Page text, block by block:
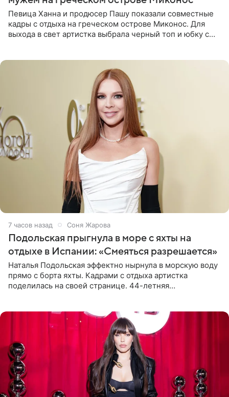
Певица Ханна и продюсер Пашу показали совместные
кадры с отдыха на греческом острове Миконос. Для
выхода в свет артистка выбрала черный топ и юбку с
7 часов назад Соня Жарова
Подольская прыгнула в море с яхты на
отдыхе в Испании: «Смеяться разрешается»
Наталья Подольская эффектно нырнула в морскую воду
прямо с борта яхты. Кадрами с отдыха артистка
поделилась на своей странице. 44-летняя